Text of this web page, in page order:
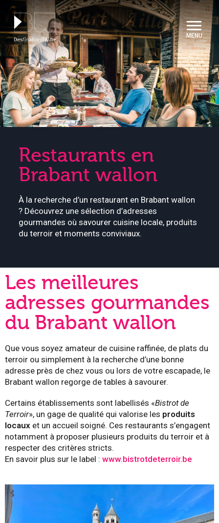
Panneau de gestion des cookies
Restaurants en
Brabant wallon
À la recherche d’un restaurant en Brabant wallon
? Découvrez une sélection d’adresses
gourmandes où savourer cuisine locale, produits
du terroir et moments conviviaux.
Les meilleures
adresses gourmandes
du Brabant wallon
Que vous soyez amateur de cuisine raffinée, de plats du
terroir ou simplement à la recherche d’une bonne
adresse près de chez vous ou lors de votre escapade, le
Brabant wallon regorge de tables à savourer.
Certains établissements sont labellisés «Bistrot de
Terroir», un gage de qualité qui valorise les produits
locaux et un accueil soigné. Ces restaurants s’engagent
notamment à proposer plusieurs produits du terroir et à
respecter des critères stricts.
En savoir plus sur le label : www.bistrotdeterroir.be